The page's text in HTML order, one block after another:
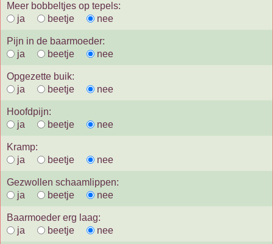
Meer bobbeltjes op tepels:
ja
beetje nee
Pijn in de baarmoeder:
ja
beetje nee
Opgezette buik:
ja
beetje nee
Hoofdpijn:
ja
beetje nee
Kramp:
ja
beetje nee
Gezwollen schaamlippen:
ja
beetje nee
Baarmoeder erg laag:
ja
beetje nee